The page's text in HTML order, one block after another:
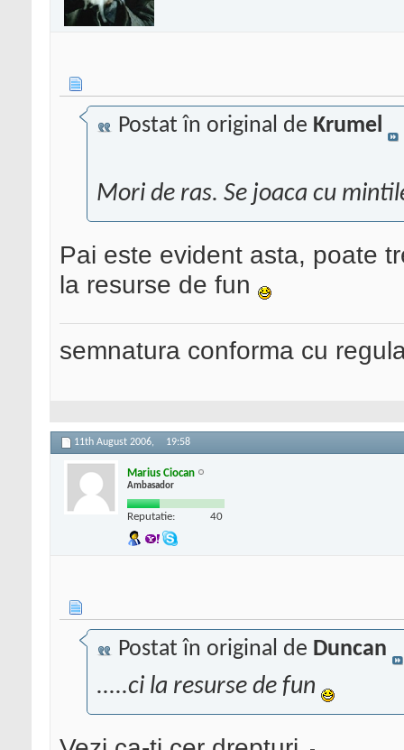
Postat în original de Krumel
Mori de ras. Se joaca cu
Pai este evident asta, poate
la resurse de fun
semnatura conforma cu
11th August 2006, 19:58
Marius Ciocan
Ambasador
Reputatie: 40
Postat în original de Duncan
.....ci la resurse de fun